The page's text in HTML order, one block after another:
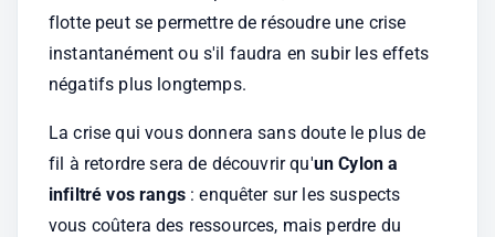
flotte peut se permettre de résoudre une crise
instantanément ou s'il faudra en subir les effets
négatifs plus longtemps.
La crise qui vous donnera sans doute le plus de
fil à retordre sera de découvrir qu'un Cylon a
infiltré vos rangs : enquêter sur les suspects
vous coûtera des ressources, mais perdre du